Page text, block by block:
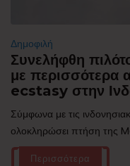
Δημοφιλή
Συνελήφθη
με
ecstasy στην
Σύμφωνα με τις
ολοκληρώσει πτήση της
Περισσότερα